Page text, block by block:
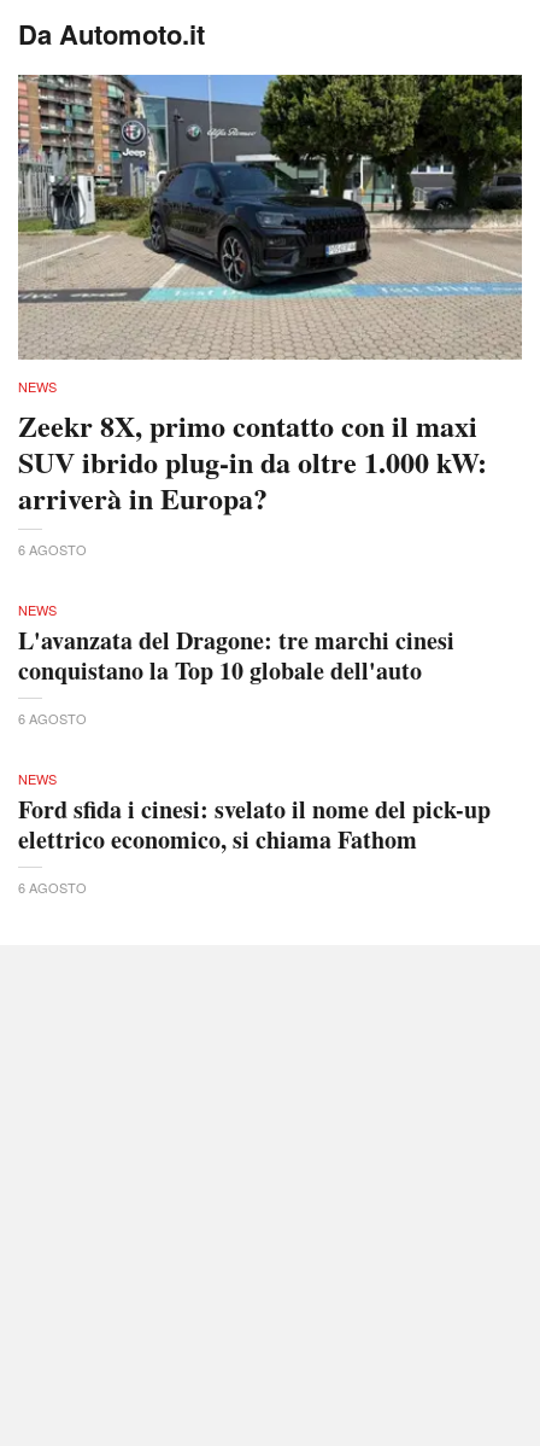
Da Automoto.it
NEWS
Zeekr 8X, primo contatto con il maxi
SUV ibrido plug-in da oltre 1.000 kW:
arriverà in Europa?
6 AGOSTO
NEWS
L'avanzata del Dragone: tre marchi cinesi
conquistano la Top 10 globale dell'auto
6 AGOSTO
NEWS
Ford sfida i cinesi: svelato il nome del pick-up
elettrico economico, si chiama Fathom
6 AGOSTO